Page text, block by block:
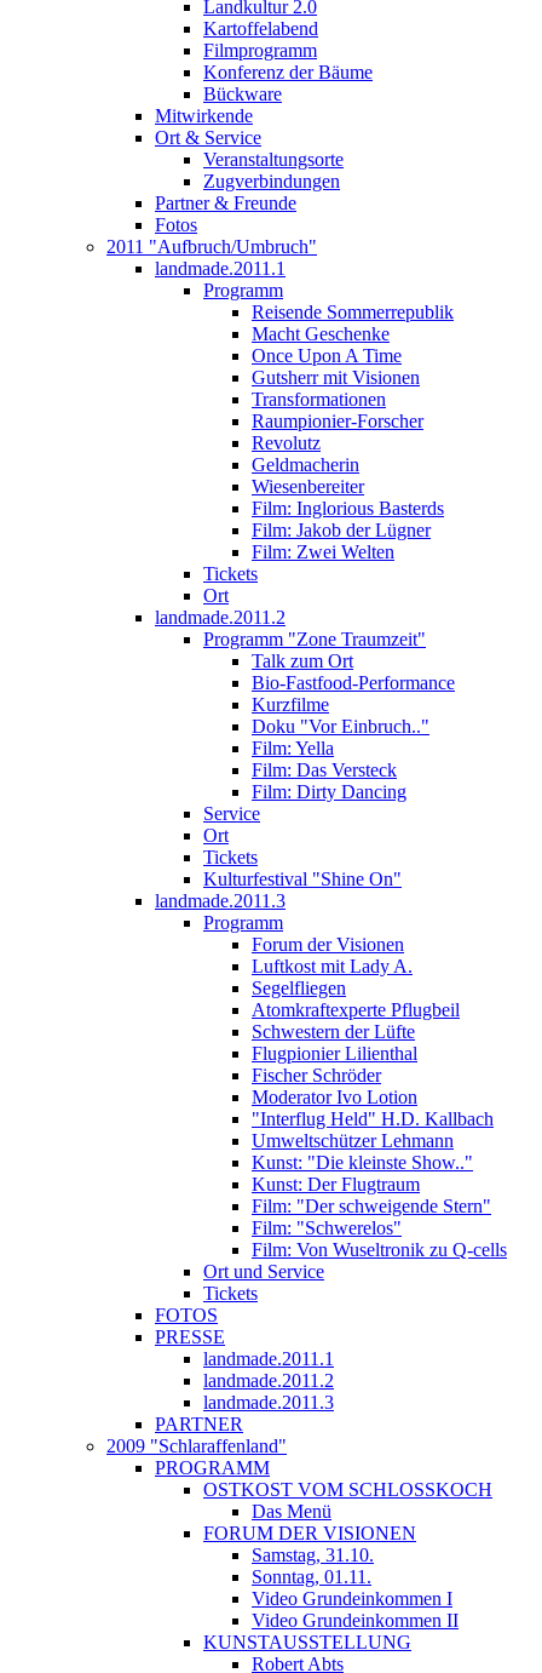
Landkultur 2.0
Kartoffelabend
Filmprogramm
Konferenz der Bäume
Bückware
Mitwirkende
Ort & Service
Veranstaltungsorte
Zugverbindungen
Partner & Freunde
Fotos
2011 "Aufbruch/Umbruch"
landmade.2011.1
Programm
Reisende Sommerrepublik
Macht Geschenke
Once Upon A Time
Gutsherr mit Visionen
Transformationen
Raumpionier-Forscher
Revolutz
Geldmacherin
Wiesenbereiter
Film: Inglorious Basterds
Film: Jakob der Lügner
Film: Zwei Welten
Tickets
Ort
landmade.2011.2
Programm "Zone Traumzeit"
Talk zum Ort
Bio-Fastfood-Performance
Kurzfilme
Doku "Vor Einbruch.."
Film: Yella
Film: Das Versteck
Film: Dirty Dancing
Service
Ort
Tickets
Kulturfestival "Shine On"
landmade.2011.3
Programm
Forum der Visionen
Luftkost mit Lady A.
Segelfliegen
Atomkraftexperte Pflugbeil
Schwestern der Lüfte
Flugpionier Lilienthal
Fischer Schröder
Moderator Ivo Lotion
"Interflug Held" H.D. Kallbach
Umweltschützer Lehmann
Kunst: "Die kleinste Show.."
Kunst: Der Flugtraum
Film: "Der schweigende Stern"
Film: "Schwerelos"
Film: Von Wuseltronik zu Q-cells
Ort und Service
Tickets
FOTOS
PRESSE
landmade.2011.1
landmade.2011.2
landmade.2011.3
PARTNER
2009 "Schlaraffenland"
PROGRAMM
OSTKOST VOM SCHLOSSKOCH
Das Menü
FORUM DER VISIONEN
Samstag, 31.10.
Sonntag, 01.11.
Video Grundeinkommen I
Video Grundeinkommen II
KUNSTAUSSTELLUNG
Robert Abts